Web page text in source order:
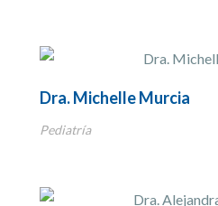
Dra. Michelle Murcia
Pediatría